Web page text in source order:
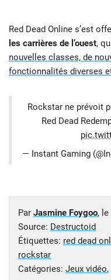
Red Dead Online s’est
les carrières de l’ouest,
nouvelles classes, de
fonctionnalités diverses
Rockstar ne prévoit
Red Dead
— Instant Gaming
Par Jasmine Foygoo, le
Source: Destructoid
Étiquettes: red dead
rockstar
Catégories: Jeux vidéo,